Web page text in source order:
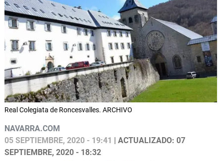
Real Colegiata de Roncesvalles. ARCHIVO
NAVARRA.COM
05 SEPTIEMBRE, 2020 - 19:41
| ACTUALIZADO: 07
SEPTIEMBRE, 2020 - 18:32